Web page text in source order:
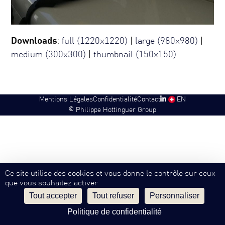
Downloads:full (1220x1220) large (980x980)
medium (300x300) |thumbnail (150x150)
© Philippe Hottinguer Group
Mentions LégalesConfidentialitéContact SW EN
Ce site utilise des cookies et vous donne le contrôle sur ceux
que vous souhaitez activer
Tout accepter Tout refuser
Personnaliser
Politique de confidentialité